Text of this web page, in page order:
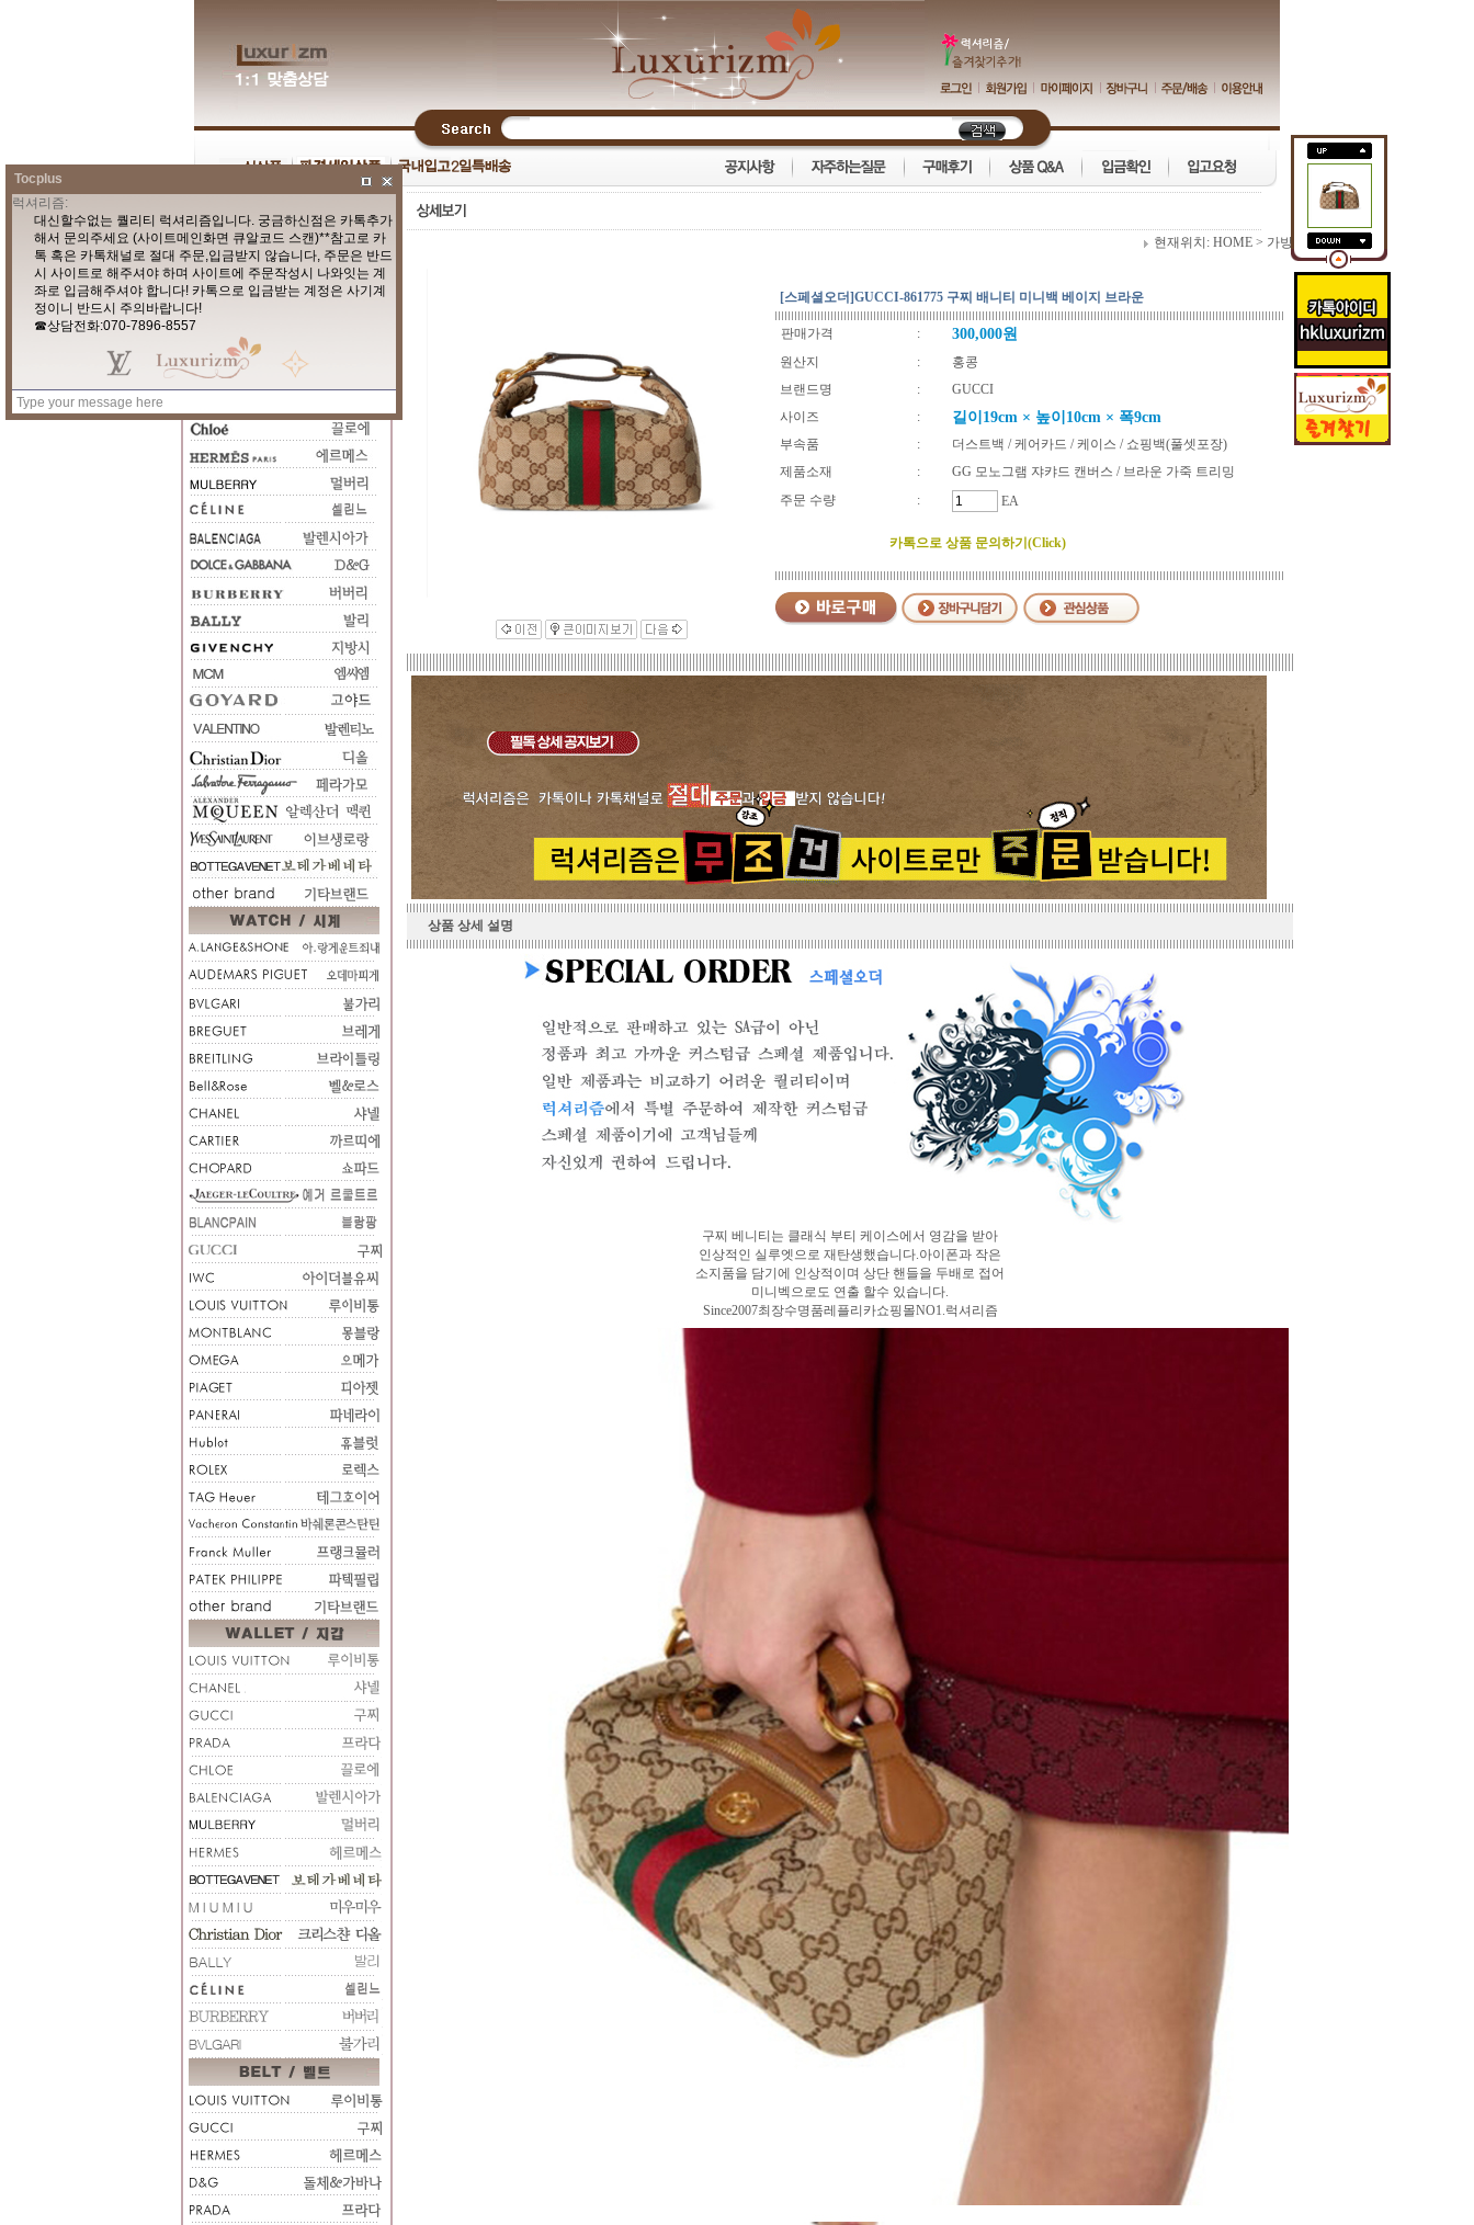
현재위치: HOME > 가방
[스페셜오더]GUCCI-861775 구찌 배니티 미니백 베이지 브라운
판매가격 : 300,000원
원산지 :
홍콩
브랜드명
:
GUCCI
사이즈
: 길이19cm × 높이10cm × 폭9cm
부속품 :
더스트백 / 케어카드 / 케이스 / 쇼핑백(풀셋포장)
제품소재
:
GG 모노그램 쟈캬드 캔버스 / 브라운 가죽 트리밍
주문 수량
: EA
카톡으로 상품 문의하기(Click)
상품 상세 설명
구찌 베니티는 클래식 부티 케이스에서 영감을 받아
인상적인 실루엣으로 재탄생했습니다.아이폰과 작은
소지품을 담기에 인상적이며 상단 핸들을 두배로 접어
미니벡으로도 연출 할수 있습니다.
Since2007최장수명품레플리카쇼핑몰NO1.럭셔리즘
Tocplus